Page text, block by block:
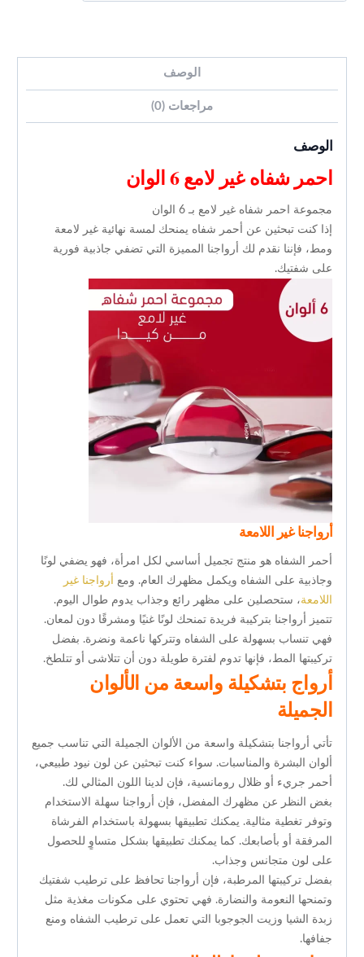
الوصف
مراجعات (0)
الوصف
احمر شفاه غير لامع 6 الوان
مجموعة احمر شفاه غير لامع بـ 6 الوان
إذا كنت تبحثين عن أحمر شفاه يمنحك لمسة نهائية غير لامعة
ومط، فإننا نقدم لك أرواجنا المميزة التي تضفي جاذبية فورية
على شفتيك.
أرواجنا غير اللامعة
أحمر الشفاه هو منتج تجميل أساسي لكل امرأة، فهو يضفي لونًا
وجاذبية على الشفاه ويكمل مظهرك العام. ومع
أرواجنا غير
اللامعة، ستحصلين على مظهر رائع وجذاب يدوم طوال اليوم.
تتميز أرواجنا بتركيبة فريدة تمنحك لونًا غنيًا ومشرقًا دون لمعان.
فهي تنساب بسهولة على الشفاه وتتركها ناعمة ونضرة. بفضل
تركيبتها المط، فإنها تدوم لفترة طويلة دون أن تتلاشى أو تتلطخ.
أرواج بتشكيلة واسعة من الألوان
الجميلة
تأتي أرواجنا بتشكيلة واسعة من الألوان الجميلة التي تناسب جميع
ألوان البشرة والمناسبات. سواء كنت تبحثين عن لون نيود طبيعي،
أحمر جريء أو ظلال رومانسية، فإن لدينا اللون المثالي لك.
بغض النظر عن مظهرك المفضل، فإن أرواجنا سهلة الاستخدام
وتوفر تغطية مثالية. يمكنك تطبيقها بسهولة باستخدام الفرشاة
المرفقة أو بأصابعك. كما يمكنك تطبيقها بشكل متساوٍ للحصول
على لون متجانس وجذاب.
بفضل تركيبتها المرطبة، فإن أرواجنا تحافظ على ترطيب شفتيك
وتمنحها النعومة والنضارة. فهي تحتوي على مكونات مغذية مثل
زبدة الشيا وزيت الجوجوبا التي تعمل على ترطيب الشفاه ومنع
جفافها.